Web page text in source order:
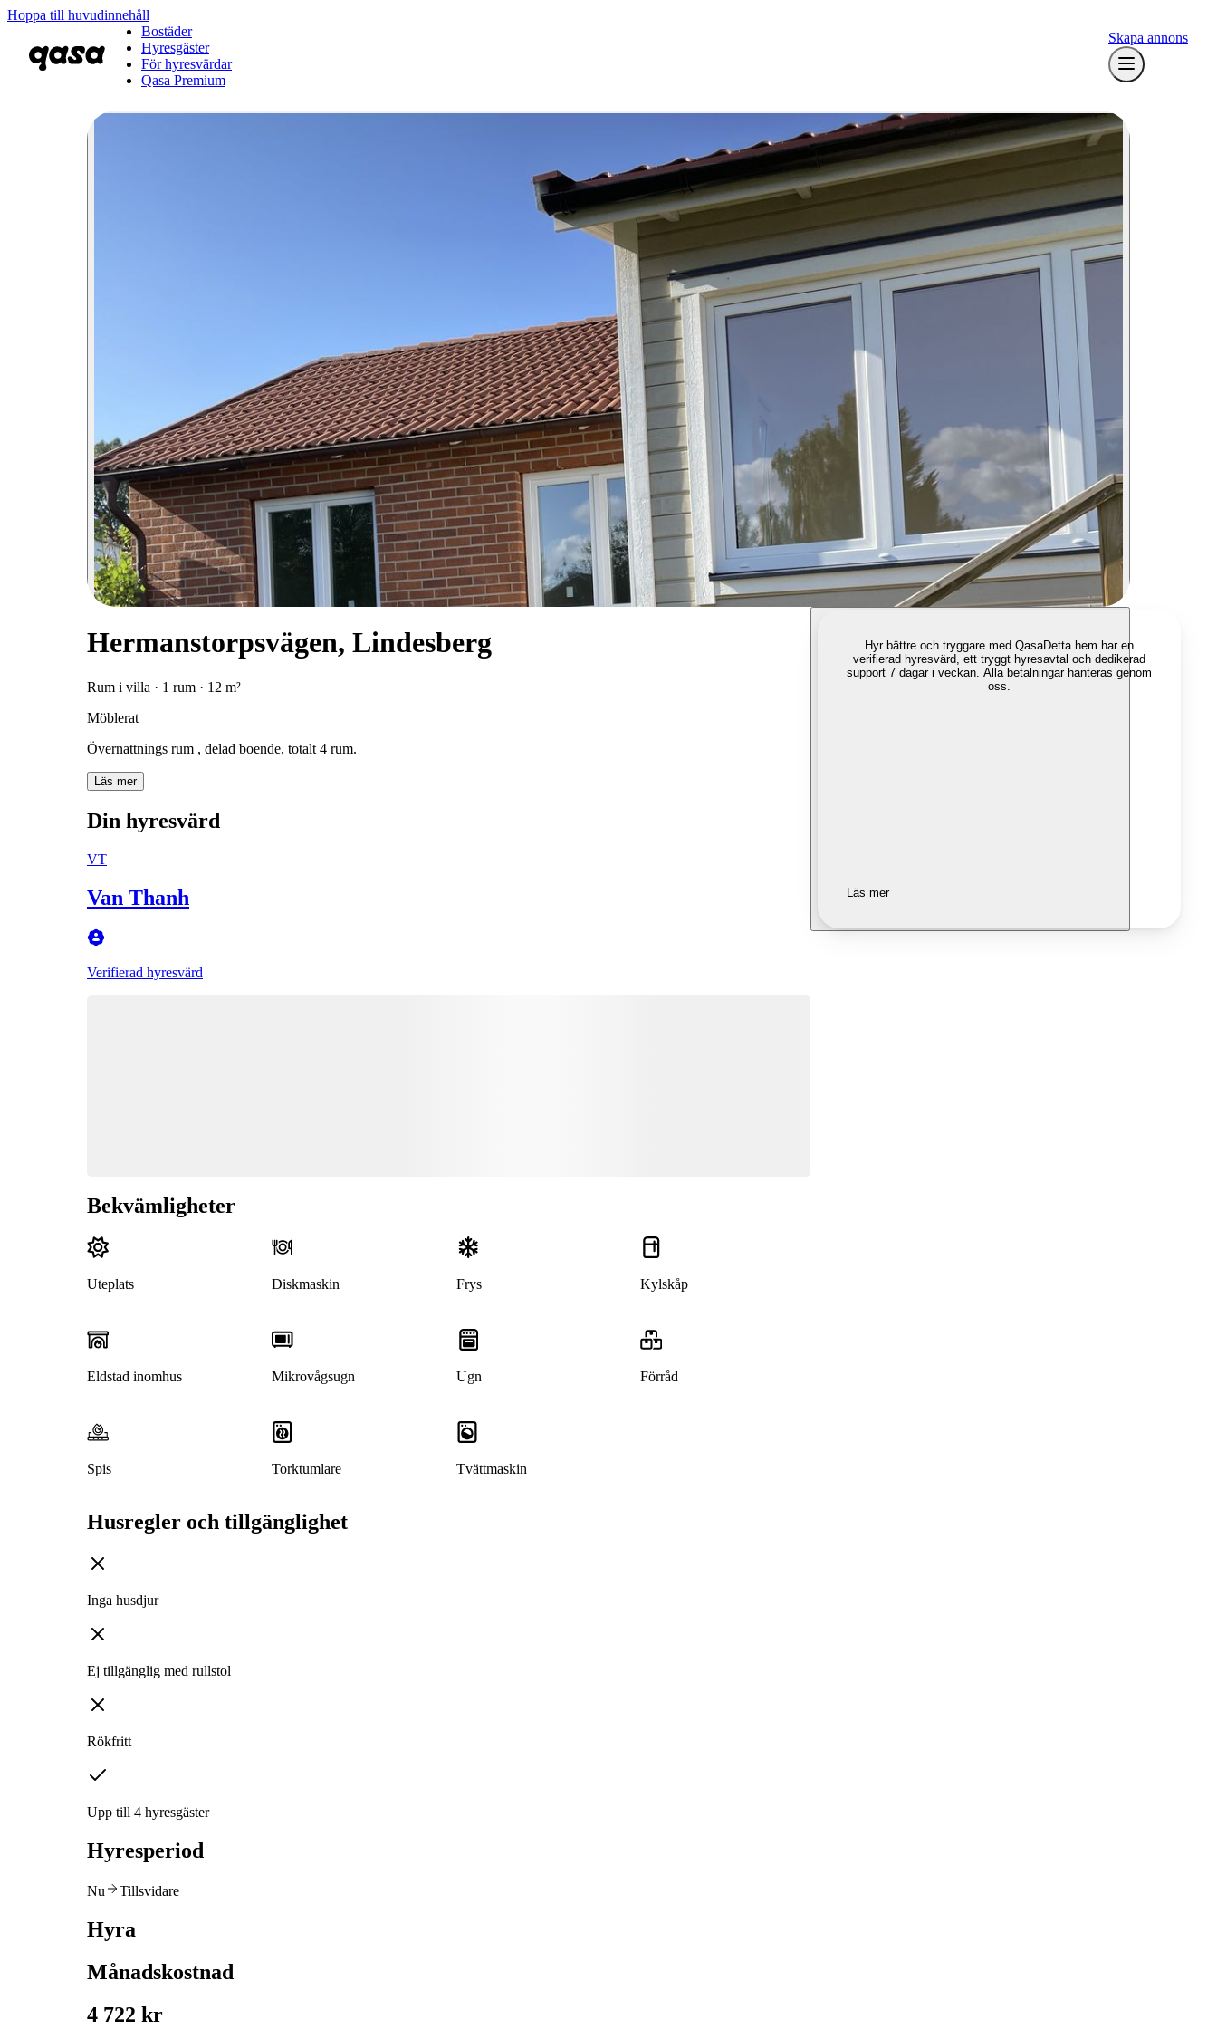
Hoppa till huvudinnehåll
Bostäder
Hyresgäster
För hyresvärdar
Qasa Premium
Skapa annons
Hermanstorpsvägen, Lindesberg
Rum i villa · 1 rum · 12 m²
Möblerat
Övernattnings rum , delad boende, totalt 4 rum.
Läs mer
Din hyresvärd
VT
Van Thanh
Verifierad hyresvärd
Bekvämligheter
Uteplats Diskmaskin Frys Kylskåp
Eldstad inomhus Mikrovågsugn Ugn Förråd
Spis Torktumlare Tvättmaskin
Husregler och tillgänglighet
Inga husdjur
Ej tillgänglig med rullstol
Rökfritt
Upp till 4 hyresgäster
Hyresperiod
Nu Tillsvidare
Hyra
Månadskostnad
4 722 kr
Hyr bättre och tryggare med QasaDetta hem har en
verifierad hyresvärd, ett tryggt hyresavtal och dedikerad
support 7 dagar i veckan. Alla betalningar hanteras genom
oss.
Läs mer